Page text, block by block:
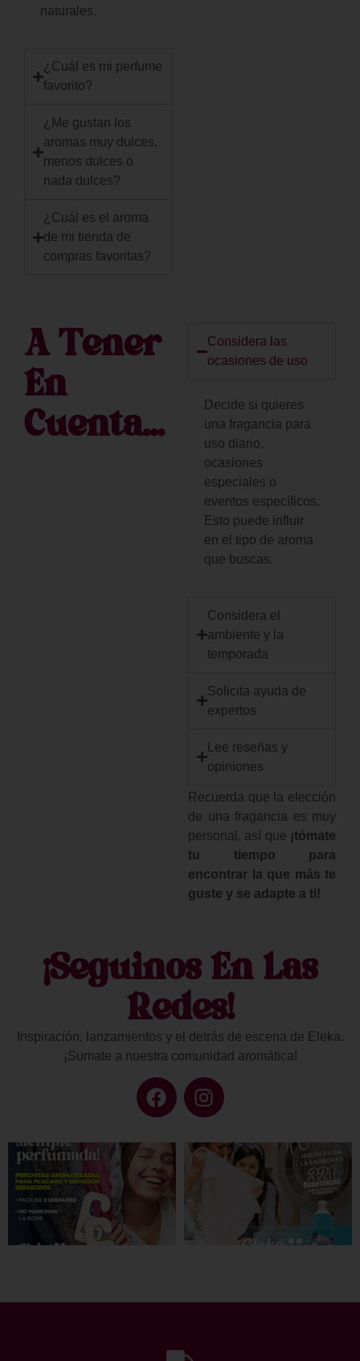
naturales.
¿Cuál es mi perfume
favorito?
¿Me gustan los
aromas muy dulces,
menos dulces o
nada dulces?
¿Cuál es el aroma
de mi tienda de
compras favoritas?
A Tener
En
Cuenta...
Considera las
ocasiones de uso
Decide si quieres
una fragancia para
uso diario,
ocasiones
especiales o
eventos específicos.
Esto puede influir
en el tipo de aroma
que buscas.
Considera el
ambiente y la
temporada
Solicita ayuda de
expertos
Lee reseñas y
opiniones
Recuerda que la elección
de una fragancia es muy
personal, así que ¡tómate
tu tiempo para
encontrar la que más te
guste y se adapte a ti!
¡Seguinos En Las
Redes!
Inspiración, lanzamientos y el detrás de escena de Eleka.
¡Sumate a nuestra comunidad aromática!